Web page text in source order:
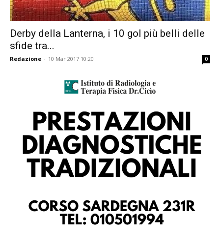
Derby della Lanterna, i 10 gol più belli delle
sfide tra...
Redazione - 10 Mar 2017 10:20 0